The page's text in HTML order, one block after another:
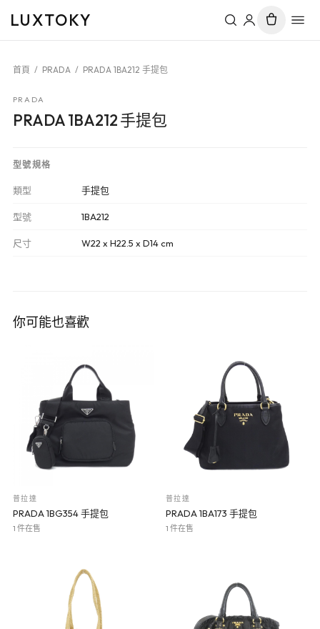
LUXTOKY
首頁 / PRADA / PRADA 1BA212 手提包
PRADA
PRADA 1BA212 手提包
型號規格
類型 手提包
型號 1BA212
尺寸 W22 x H22.5 x D14 cm
你可能也喜歡
普拉達
PRADA 1BG354 手提包
1 件在售
普拉達
PRADA 1BA173 手提包
1 件在售